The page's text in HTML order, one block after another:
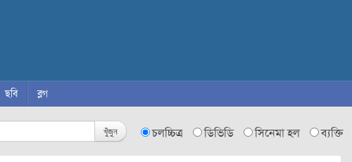
ছবি ব্লগ
খুঁজুন চলচ্চিত্র ডিভিডি সিনেমা হল ব্যক্তি